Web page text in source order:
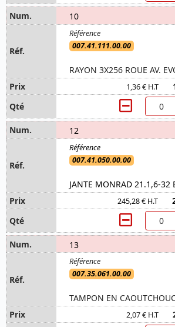
10
007.41.111.00.00
RAYON 3X256 ROUE AV.
1,36 € H.T
12
007.41.050.00.00
JANTE MONRAD 21.1,6-32
245,28 € H.T
13
007.35.061.00.00
TAMPON EN
2,07 € H.T